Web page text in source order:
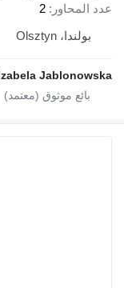
عدد المحاور
2
بولندا، Olsztyn
Jablonowska